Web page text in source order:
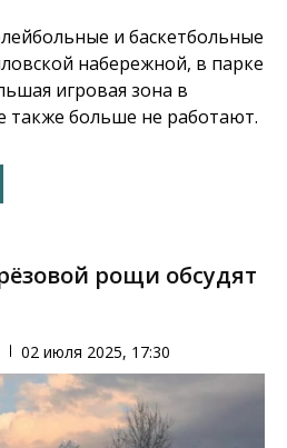
и баскетбольные
набережной, в парке
игровая зона в
также больше не работают.
рощи обсудят
02 июля 2025, 17:30